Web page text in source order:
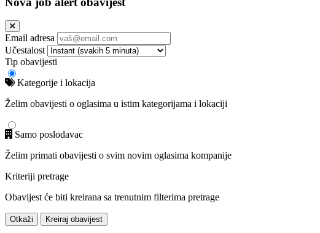
Email adresa
Učestalost
Tip obavijesti
Kategorije i lokacija
Želim obavijesti o oglasima u istim kategorijama i lokaciji
Samo poslodavac
Želim primati obavijesti o svim novim oglasima kompanije
Kriteriji pretrage
Obavijest će biti kreirana sa trenutnim filterima pretrage
Otkaži Kreiraj obavijest